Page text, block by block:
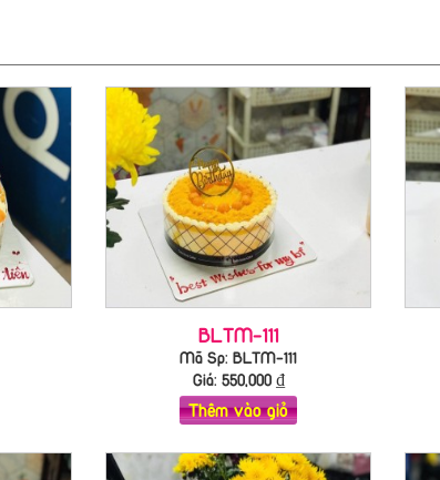
BLTM-111
Mã Sp: BLTM-111
Giá: 550,000₫
Thêm vào giỏ